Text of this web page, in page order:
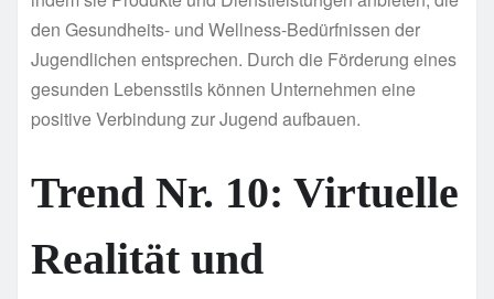
den Gesundheits- und Wellness-Bedürfnissen der
Jugendlichen entsprechen. Durch die Förderung eines
gesunden Lebensstils können Unternehmen eine
positive Verbindung zur Jugend aufbauen.
Trend Nr. 10: Virtuelle
Realität und